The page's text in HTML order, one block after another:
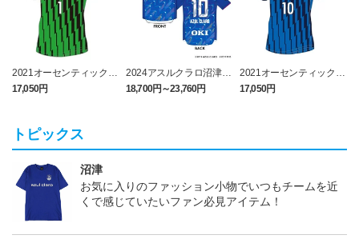
2021オーセンティックユ
ニフォーム GK（ナンバ
ーのみ）
17,050円
2024アスルクラロ沼津
3rdユニフォーム ラブラ
イブ！サンシャイン!!エデ
18,700円～23,760円
2021オーセンティックユ
ニフォーム FP 1st （ナ
ンバーのみ）
17,050円
トピックス
沼津
お気に入りのファッション小物でいつもチームを近
くで感じていたいファン必見アイテム！